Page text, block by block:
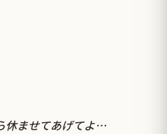
休ませてあげてよ…